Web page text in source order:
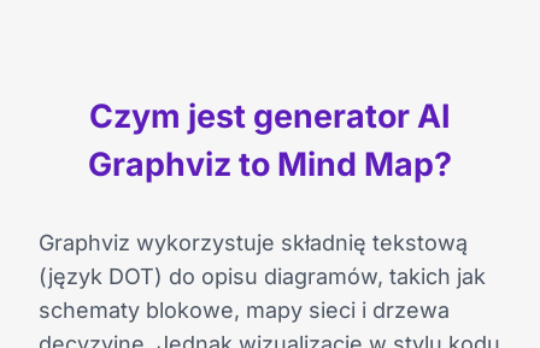
Czym jest generator AI
Graphviz to Mind Map?
Graphviz wykorzystuje składnię tekstową
(język DOT) do opisu diagramów, takich jak
schematy blokowe, mapy sieci i drzewa